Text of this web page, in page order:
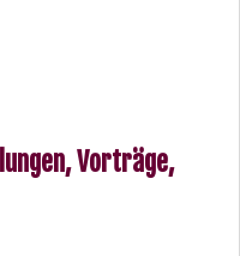
Vorträge,